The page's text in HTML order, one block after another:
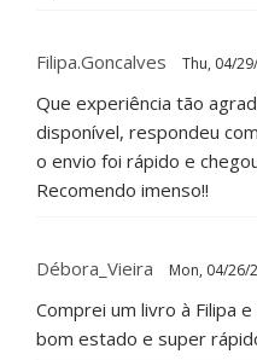
Filipa.goncalves Thu, 04/
Que experiência tão
disponível, respondeu
o envio foi rápido e
Recomendo imenso!!
Débora_Vieira Mon, 04/26/
Comprei um livro à Filipa
bom estado e super